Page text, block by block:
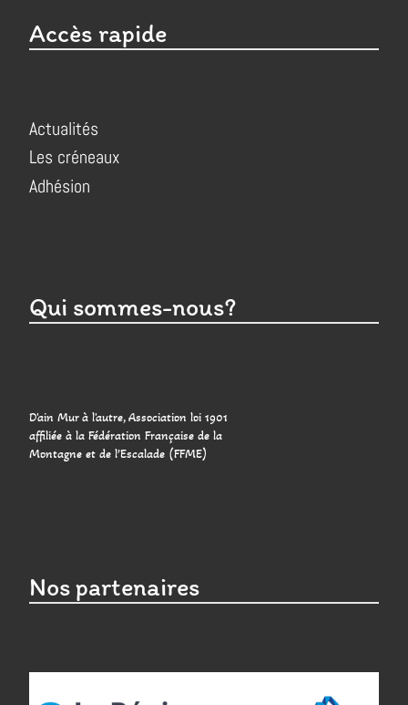
Accès rapide
Actualités
Les créneaux
Adhésion
Qui sommes-nous?
D'ain Mur à l'autre, Association loi 1901
affiliée à la Fédération Française de la
Montagne et de l’Escalade (FFME)
Nos partenaires